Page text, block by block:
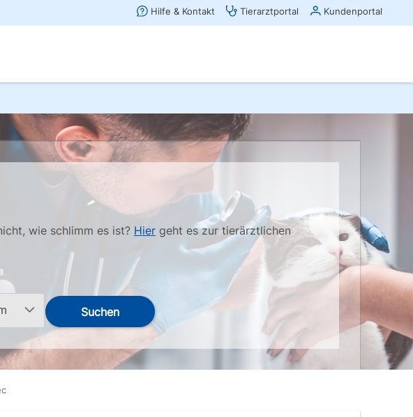
wie schlimm es ist? Hier geht es zur tierärztlichen
Suchen